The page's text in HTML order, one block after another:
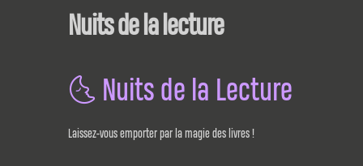
Nuits de la lecture
🌜 Nuits de la Lecture
Laissez-vous emporter par la magie des livres !